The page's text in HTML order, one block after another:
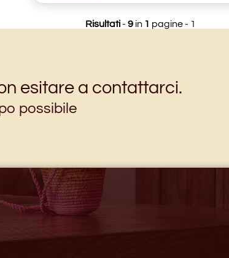
Risultati- 9 in 1 pagine - 1
esitare a contattarci.
possibile